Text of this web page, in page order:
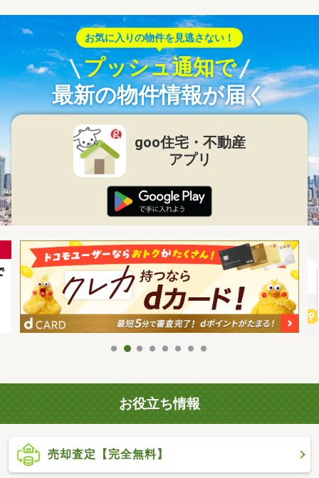
お気に入りの物件を見逃さない！
プッシュ通知で
最新の物件情報が届く
goo住宅・不動産
アプリ
お役立ち情報
売却査定【完全無料】